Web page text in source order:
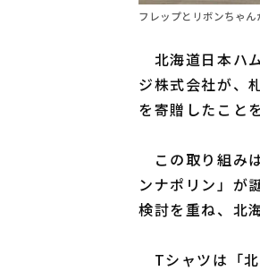
フレップとリボンちゃ
北海道日本ハ
ジ株式会社が、
を寄贈したこと
この取り組み
ンナポリン」が
検討を重ね、北
Tシャツは「